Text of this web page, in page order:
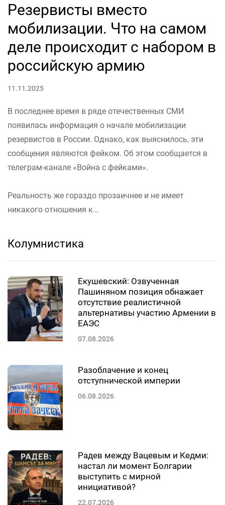
Резервисты вместо
мобилизации. Что на самом
деле происходит с набором в
российскую армию
11.11.2025
В последнее время в ряде отечественных СМИ
появилась информация о начале мобилизации
резервистов в России. Однако, как выяснилось, эти
сообщения являются фейком. Об этом сообщается в
телеграм-канале «Война с фейками».
Реальность же гораздо прозаичнее и не имеет
никакого отношения к...
Колумнистика
Екушевский: Озвученная
Пашиняном позиция обнажает
отсутствие реалистичной
альтернативы участию Армении в
ЕАЭС
07.08.2026
Разоблачение и конец
отступнической империи
06.08.2026
Радев между Вацевым и Кедми:
настал ли момент Болгарии
выступить с мирной
инициативой?
22.07.2026